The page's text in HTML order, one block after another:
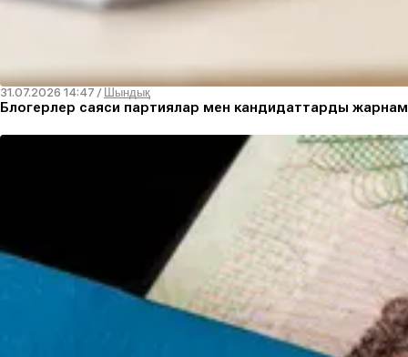
31.07.2026 14:47 / Шындық
Блогерлер саяси партиялар мен кандидаттарды